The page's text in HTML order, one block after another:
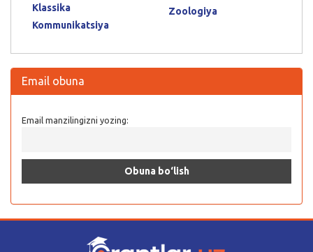
Klassika
Kommunikatsiya
Zoologiya
Email obuna
Email manzilingizni yozing: